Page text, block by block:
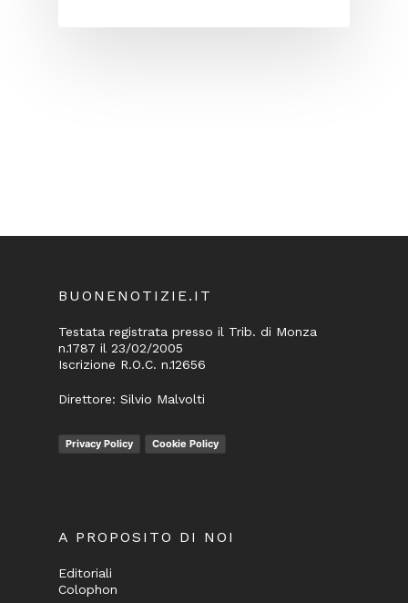
BUONENOTIZIE.IT
Testata registrata presso il Trib. di Monza
n.1787 il 23/02/2005
Iscrizione R.O.C. n.12656
Direttore: Silvio Malvolti
Privacy Policy Cookie Policy
A PROPOSITO DI NOI
Editoriali
Colophon